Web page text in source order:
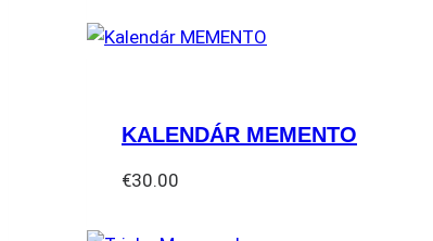
KALENDÁR MEMENTO
€30.00